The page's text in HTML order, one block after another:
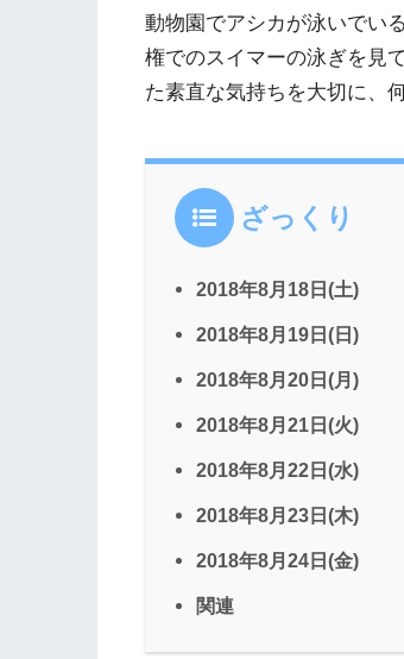
動物園でアシカが泳いでい
権でのスイマーの泳ぎを見
た素直な気持ちを大切に、
ざっくり
2018年8月18日(土)
2018年8月19日(日)
2018年8月20日(月)
2018年8月21日(火)
2018年8月22日(水)
2018年8月23日(木)
2018年8月24日(金)
関連